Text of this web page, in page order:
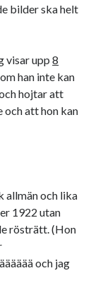
bilder ska helt
visar upp8
han inte kan
hojtar att
och att hon kan
allmän och lika
1922 utan
rösträtt. (Hon
och jag